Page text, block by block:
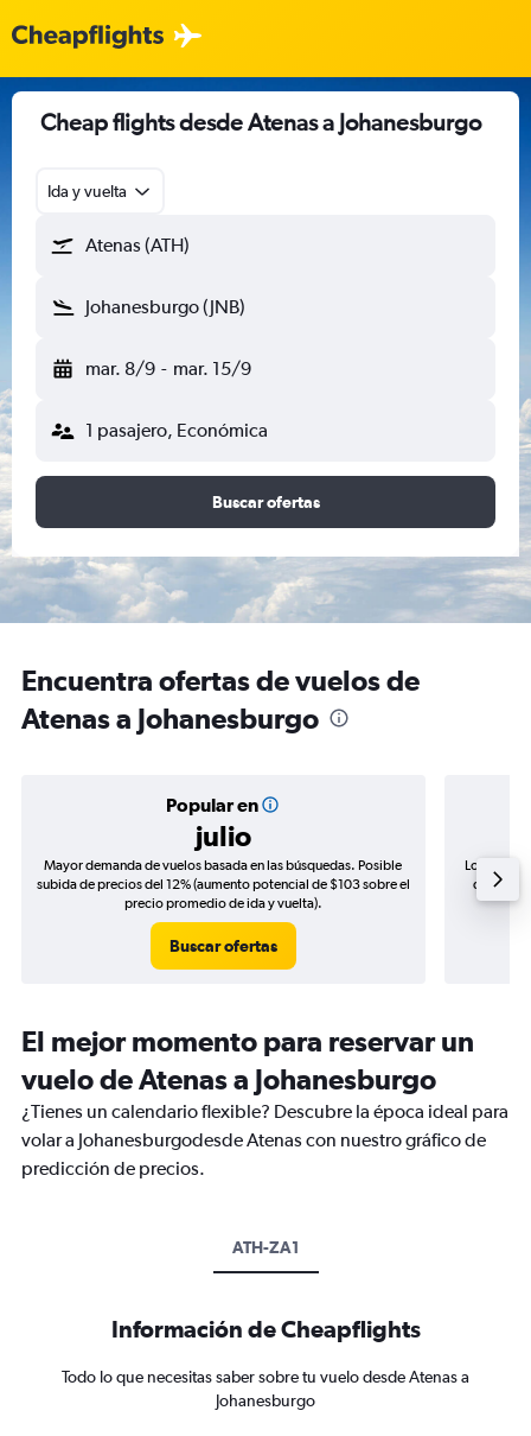
Cheap flights desde Atenas a Johanesburgo
Ida y vuelta
Atenas (ATH)
Johanesburgo (JNB)
mar. 8/9 - mar. 15/9
1 pasajero, Económica
Buscar ofertas
Encuentra ofertas de vuelos de
Atenas a Johanesburgo
Popular en
julio
Mayor demanda de vuelos basada en las búsquedas. Posible
subida de precios del 12% (aumento potencial de $103 sobre el
precio promedio de ida y vuelta).
Buscar ofertas
Los
de
El mejor momento para reservar un
vuelo de Atenas a Johanesburgo
¿Tienes un calendario flexible? Descubre la época ideal para
volar a Johanesburgodesde Atenas con nuestro gráfico de
predicción de precios.
ATH-ZA1
Información de Cheapflights
Todo lo que necesitas saber sobre tu vuelo desde Atenas a
Johanesburgo